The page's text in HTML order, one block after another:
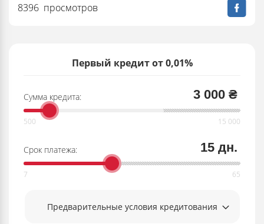
Первый кредит от 0,01%
Сумма кредита: 3 000 ₴
Срок платежа: 15 дн.
Предварительные условия кредитования
8396 просмотров